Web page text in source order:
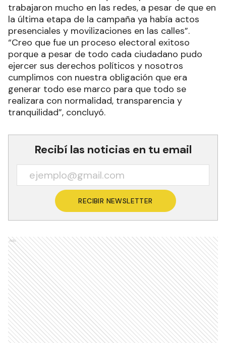
trabajaron mucho en las redes, a pesar de que en
la última etapa de la campaña ya había actos
presenciales y movilizaciones en las calles”.
“Creo que fue un proceso electoral exitoso
porque a pesar de todo cada ciudadano pudo
ejercer sus derechos políticos y nosotros
cumplimos con nuestra obligación que era
generar todo ese marco para que todo se
realizara con normalidad, transparencia y
tranquilidad”, concluyó.
Recibí las noticias en tu email
RECIBIR NEWSLETTER
Ads